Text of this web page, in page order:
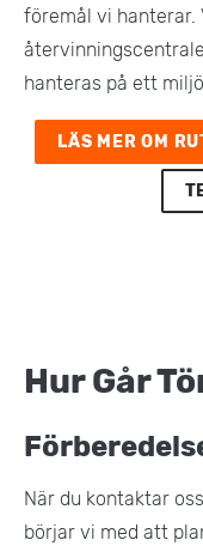
föremål vi hanterar.
hanteras på ett
LÄS MER OM
Hur Går
När du kontaktar
börjar vi med att